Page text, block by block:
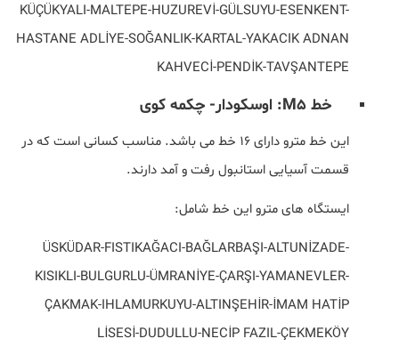
KÜÇÜKYALI-MALTEPE-HUZUREVİ-GÜLSUYU-ESENKENT-
HASTANE ADLİYE-SOĞANLIK-KARTAL-YAKACIK ADNAN
KAHVECİ-PENDİK-TAVŞANTEPE
خط M5: اوسکودار- چکمه کوی
این خط مترو دارای 16 خط می باشد. مناسب کسانی است که در
قسمت آسیایی استانبول رفت و آمد دارند.
ایستگاه های مترو این خط شامل:
ÜSKÜDAR-FISTIKAĞACI-BAĞLARBAŞI-ALTUNİZADE-
KISIKLI-BULGURLU-ÜMRANİYE-ÇARŞI-YAMANEVLER-
ÇAKMAK-IHLAMURKUYU-ALTINŞEHİR-İMAM HATİP
LİSESİ-DUDULLU-NECİP FAZIL-ÇEKMEKÖY